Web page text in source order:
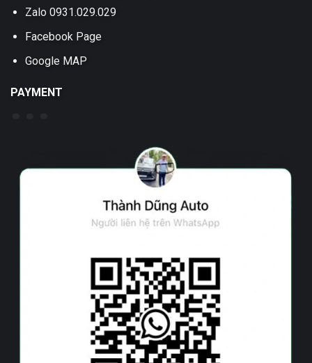
Zalo 0931.029.029
Facebook Page
Google MAP
PAYMENT